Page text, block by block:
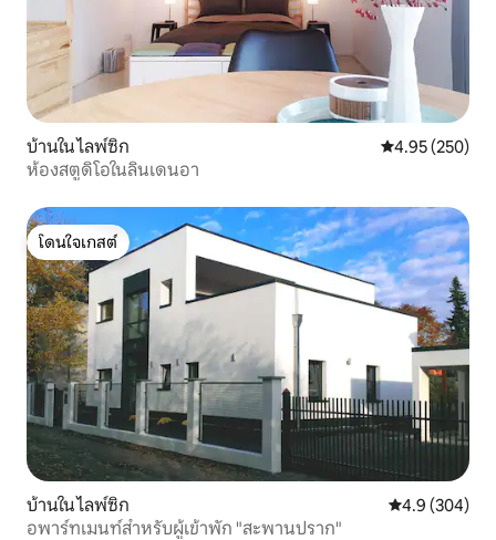
บ้านใน ไลพ์ซิก คะแนนเฉลี่ย
4.95 (250)
ห้องสตูดิโอในลินเดนอา
โดนใจเกสต์
โดนใจเกสต์
บ้านใน ไลพ์ซิก คะแนนเฉลี่ย
4.9 (304)
อพาร์ทเมนท์สำหรับผู้เข้าพัก "สะพานปราก"